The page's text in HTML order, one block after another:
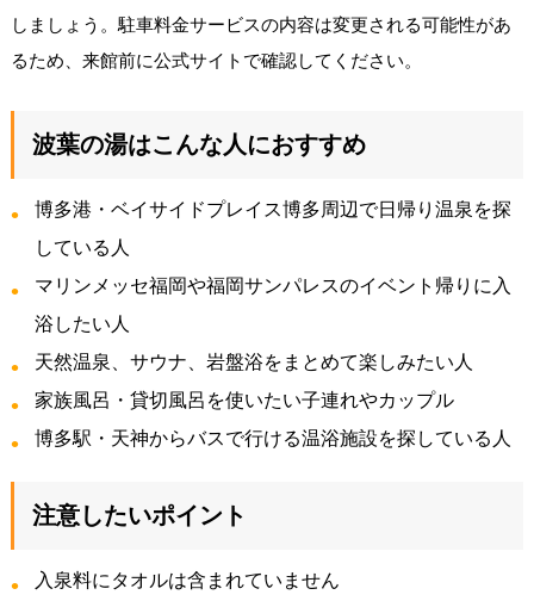
しましょう。駐車料金サービスの内容は変更される可能性があ
るため、来館前に公式サイトで確認してください。
波葉の湯はこんな人におすすめ
博多港・ベイサイドプレイス博多周辺で日帰り温泉を探
している人
マリンメッセ福岡や福岡サンパレスのイベント帰りに入
浴したい人
天然温泉、サウナ、岩盤浴をまとめて楽しみたい人
家族風呂・貸切風呂を使いたい子連れやカップル
博多駅・天神からバスで行ける温浴施設を探している人
注意したいポイント
入泉料にタオルは含まれていません